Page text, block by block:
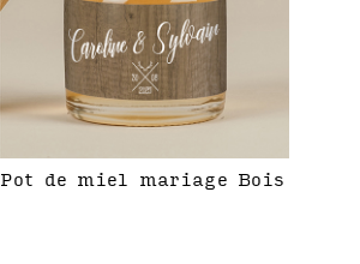
Pot de miel mariage Bois